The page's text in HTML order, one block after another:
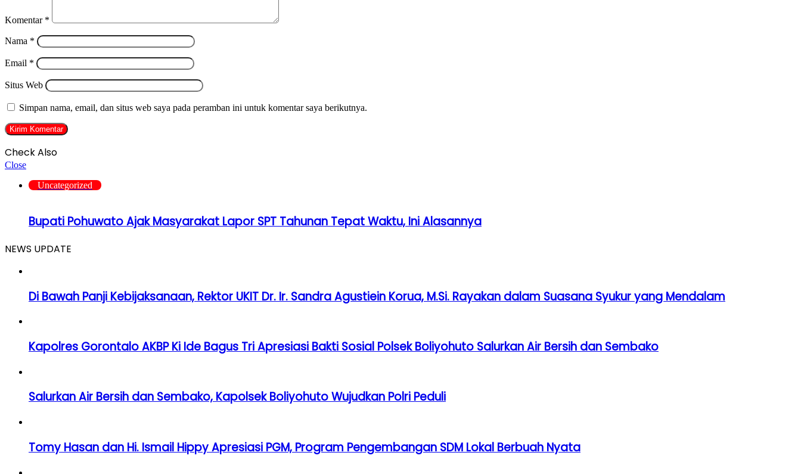
Komentar *
Nama *
Email *
Situs Web
Simpan nama, email, dan situs web saya pada peramban ini untuk komentar saya berikutnya.
Check Also
Close
Uncategorized
Bupati Pohuwato Ajak Masyarakat Lapor SPT Tahunan Tepat Waktu, Ini Alasannya
NEWS UPDATE
Di Bawah Panji Kebijaksanaan, Rektor UKIT Dr. Ir. Sandra Agustiein Korua, M.Si. Rayakan dalam Suasana Syukur yang Mendalam
Kapolres Gorontalo AKBP Ki Ide Bagus Tri Apresiasi Bakti Sosial Polsek Boliyohuto Salurkan Air Bersih dan Sembako
Salurkan Air Bersih dan Sembako, Kapolsek Boliyohuto Wujudkan Polri Peduli
Tomy Hasan dan Hi. Ismail Hippy Apresiasi PGM, Program Pengembangan SDM Lokal Berbuah Nyata